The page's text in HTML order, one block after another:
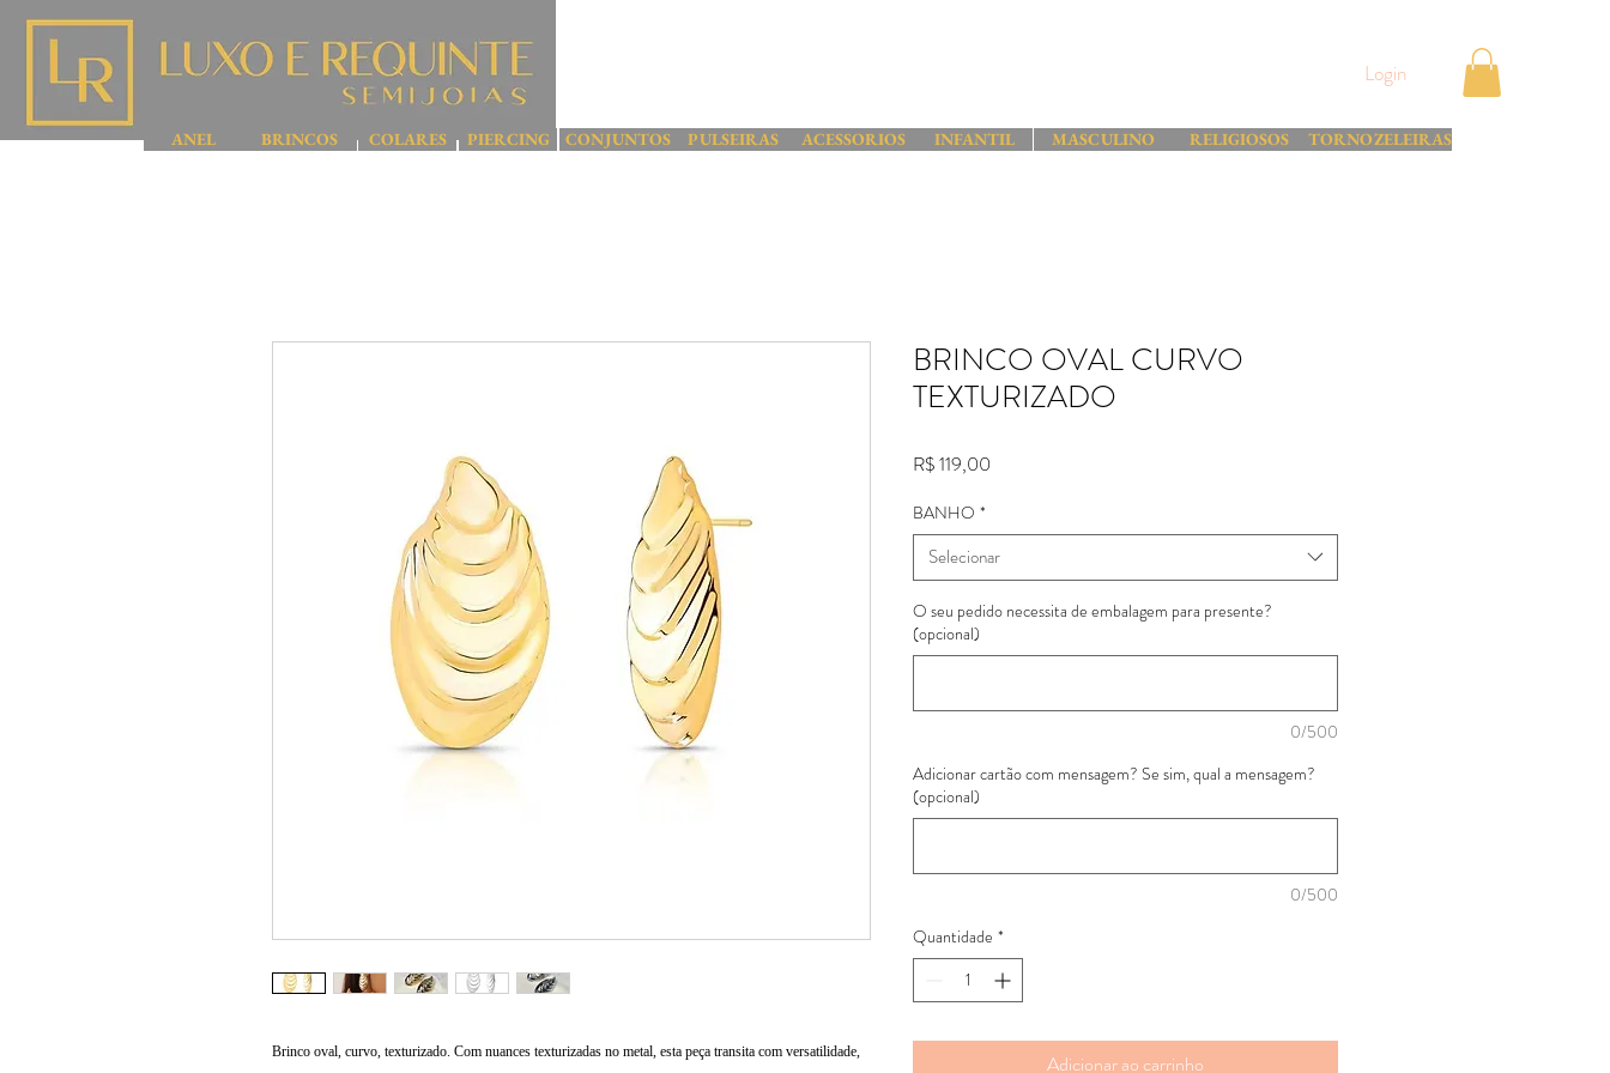
ANEL BRINCOS COLARES PIERCING
Login
CONJUNTOS PULSEIRAS ACESSORIOS INFANTIL MASCULINO RELIGIOSOS TORNOZELEIRAS
Brinco oval, curvo, texturizado. Com nuances texturizadas no metal, esta peça transita com versatilidade,
BRINCO OVAL CURVO
TEXTURIZADO
R$ 119,00
BANHO *
Selecionar
O seu pedido necessita de embalagem para presente?
(opcional)
0/500
Adicionar cartão com mensagem? Se sim, qual a mensagem?
(opcional)
0/500
Quantidade *
Adicionar ao carrinho